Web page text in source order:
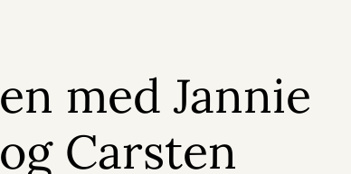
med Jannie
Carsten